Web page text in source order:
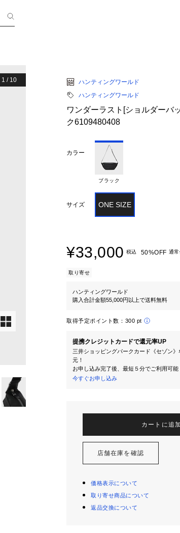
1 / 10
ハンティングワールド
ハンティングワールド
ワンダーラスト[ショルダーバ
ク6109480408
カラー
ブラック
サイズ ONE SIZE
¥33,000 税込 50%OFF 通
取り寄せ
ハンティングワールド
購入合計金額55,000円以上で送料無料
取得予定ポイント数： 300 pt
提携クレジットカードで還元率UP
三井ショッピングパークカード《セゾン
元！
お申し込み完了後、最短５分でご利用可能
今すぐお申し込み
カートに追加
店舗在庫を確認
価格表示について
取り寄せ商品について
返品交換について